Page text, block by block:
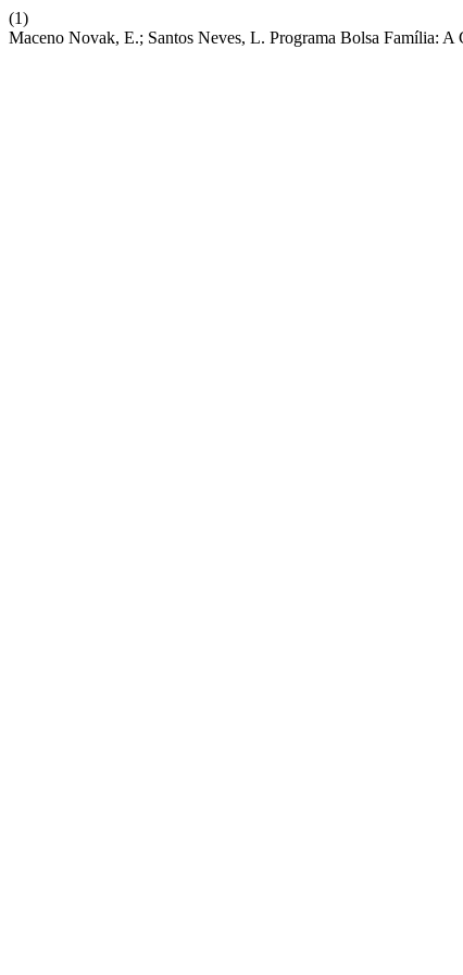
(1)
Maceno Novak, E.; Santos Neves, L. Programa Bolsa Família: A